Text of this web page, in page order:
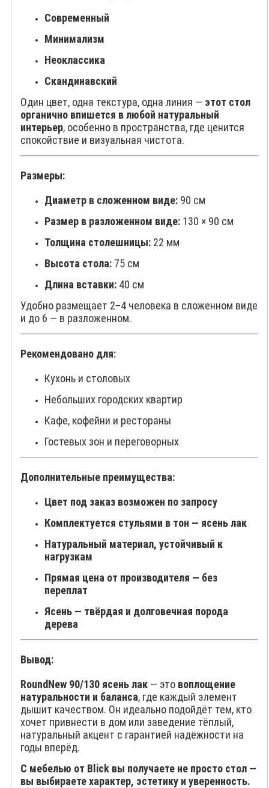
Современный
Минимализм
Неоклассика
Скандинавский
Один цвет, одна текстура, одна линия — этот стол
органично впишется в любой натуральный
интерьер, особенно в пространства, где ценится
спокойствие и визуальная чистота.
Размеры:
Диаметр в сложенном виде: 90 см
Размер в разложенном виде: 130 × 90 см
Толщина столешницы: 22 мм
Высота стола: 75 см
Длина вставки: 40 см
Удобно размещает 2–4 человека в сложенном виде
и до 6 — в разложенном.
Рекомендовано для:
Кухонь и столовых
Небольших городских квартир
Кафе, кофейни и рестораны
Гостевых зон и переговорных
Дополнительные преимущества:
Цвет под заказ возможен по запросу
Комплектуется стульями в тон — ясень лак
Натуральный материал, устойчивый к
нагрузкам
Прямая цена от производителя — без
переплат
Ясень — твёрдая и долговечная порода
дерева
Вывод:
RoundNew 90/130 ясень лак — это воплощение
натуральности и баланса, где каждый элемент
дышит качеством. Он идеально подойдёт тем, кто
хочет привнести в дом или заведение тёплый,
натуральный акцент с гарантией надёжности на
годы вперёд.
С мебелью от Blick вы получаете не просто стол —
вы выбираете характер, эстетику и уверенность.